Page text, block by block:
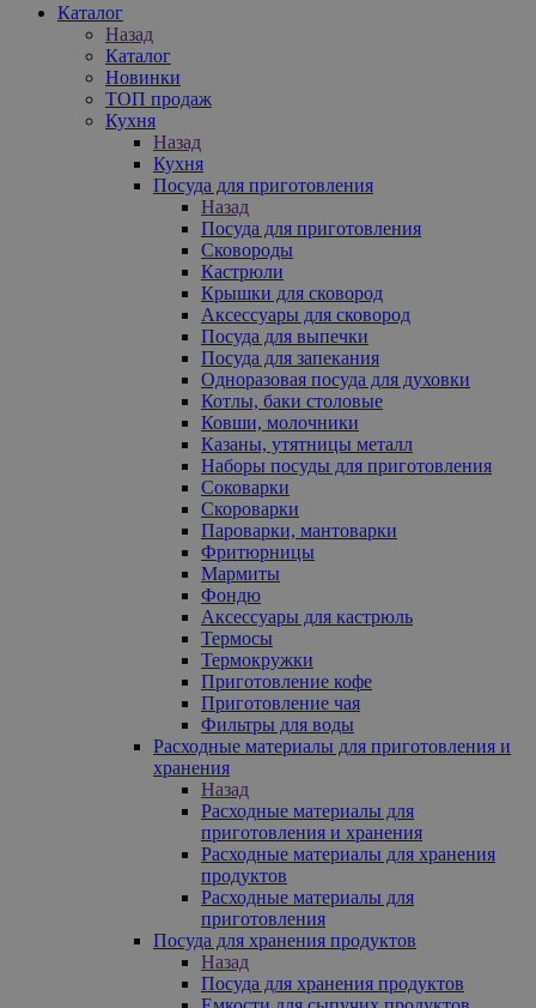
Каталог
Назад
Каталог
Новинки
ТОП продаж
Кухня
Назад
Кухня
Посуда для приготовления
Назад
Посуда для приготовления
Сковороды
Кастрюли
Крышки для сковород
Аксессуары для сковород
Посуда для выпечки
Посуда для запекания
Одноразовая посуда для духовки
Котлы, баки столовые
Ковши, молочники
Казаны, утятницы металл
Наборы посуды для приготовления
Соковарки
Скороварки
Пароварки, мантоварки
Фритюрницы
Мармиты
Фондю
Аксессуары для кастрюль
Термосы
Термокружки
Приготовление кофе
Приготовление чая
Фильтры для воды
Расходные материалы для приготовления и
хранения
Назад
Расходные материалы для
приготовления и хранения
Расходные материалы для хранения
продуктов
Расходные материалы для
приготовления
Посуда для хранения продуктов
Назад
Посуда для хранения продуктов